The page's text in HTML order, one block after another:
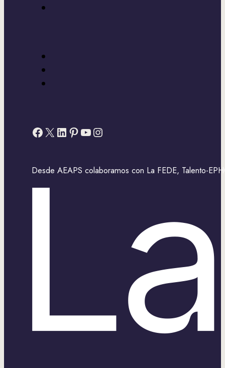
Facebook
X LinkedIn
Pinterest
YouTube
Instagram
Desde AEAPS colaboramos con La FEDE, Talento-